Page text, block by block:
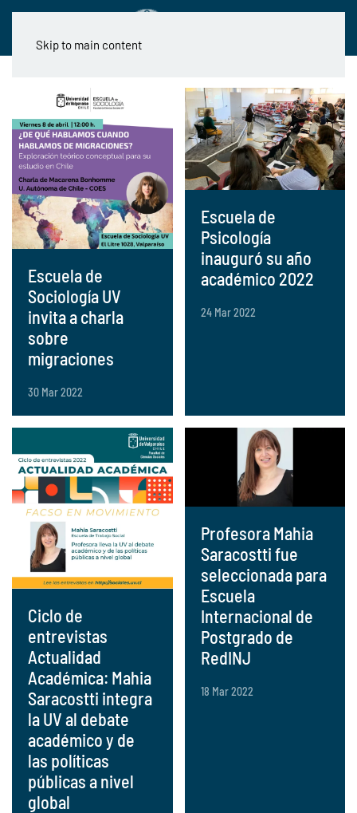
Skip to main content
Escuela de
Sociología UV
invita a charla
sobre
migraciones
30 Mar 2022
Escuela de
Psicología
inauguró su año
académico 2022
24 Mar 2022
Ciclo de
entrevistas
Actualidad
Académica: Mahia
Saracostti integra
la UV al debate
académico y de
las políticas
públicas a nivel
global
Profesora Mahia
Saracostti fue
seleccionada para
Escuela
Internacional de
Postgrado de
RedINJ
18 Mar 2022